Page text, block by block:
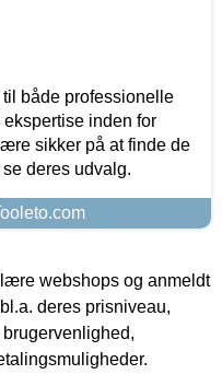
både professionelle
inden for
sikker på at finde de
deres udvalg.
webshops og anmeldt
deres prisniveau,